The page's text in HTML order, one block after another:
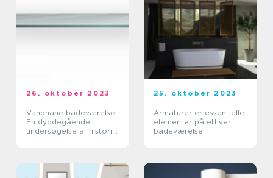
26. oktober 2023
Vandhane badeværelse:
En dybdegående
undersøgelse af historie
25. oktober 2023
Armaturer er essentielle
elementer på ethvert
badeværelse